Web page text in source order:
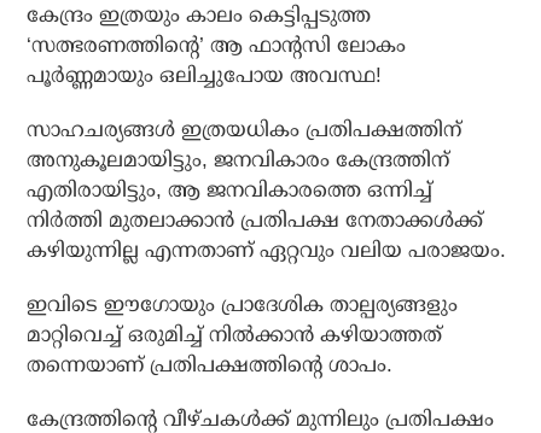
കേന്ദ്രം ഇത്രയും കാലം കെട്ടിപ്പടുത്ത
‘സത്ഭരണത്തിന്റെ’ ആ ഫാന്റസി ലോകം
പൂര്‍ണ്ണമായും ഒലിച്ചുപോയ അവസ്ഥ!
സാഹചര്യങ്ങള്‍ ഇത്രയധികം പ്രതിപക്ഷത്തിന്
അനുകൂലമായിട്ടും, ജനവികാരം കേന്ദ്രത്തിന്
എതിരായിട്ടും, ആ ജനവികാരത്തെ ഒന്നിച്ച്
നിര്‍ത്തി മുതലാക്കാന്‍ പ്രതിപക്ഷ നേതാക്കള്‍ക്ക്
കഴിയുന്നില്ല എന്നതാണ് ഏറ്റവും വലിയ പരാജയം.
ഇവിടെ ഈഗോയും പ്രാദേശിക താല്പര്യങ്ങളും
മാറ്റിവെച്ച് ഒരുമിച്ച് നില്‍ക്കാന്‍ കഴിയാത്തത്
തന്നെയാണ് പ്രതിപക്ഷത്തിന്റെ ശാപം.
കേന്ദ്രത്തിന്റെ വീഴ്ചകള്‍ക്ക് മുന്നിലും പ്രതിപക്ഷം